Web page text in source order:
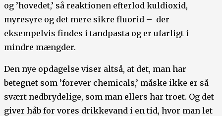
og ’hovedet,’ så reaktionen efterlod kuldioxid,
myresyre og det mere sikre fluorid – der
eksempelvis findes i tandpasta og er ufarligt i
mindre mængder.
Den nye opdagelse viser altså, at det, man har
betegnet som ’forever chemicals,’ måske ikke er så
svært nedbrydelige, som man ellers har troet. Og det
giver håb for vores drikkevand i en tid, hvor man let